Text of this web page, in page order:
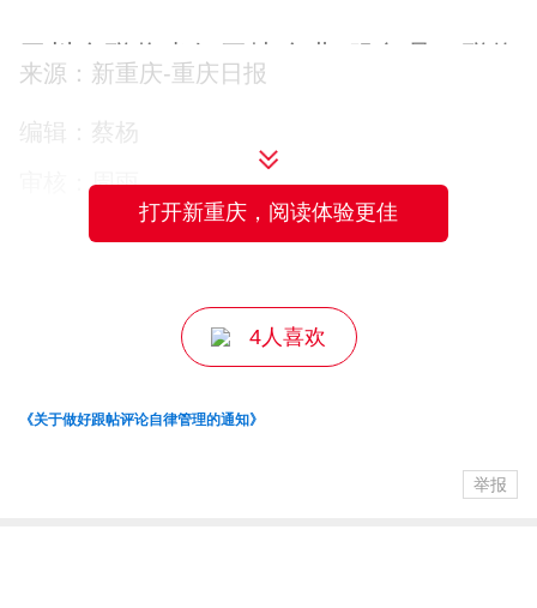
四川企联将当好三地企业“服务员、联络
地资源共享、优势互补、共同发展。
重庆市企业联合会负责人表示，当前重庆
系，重庆企联将与四川、海南企联携手，
建立健全常态化、长效化产业对接机制，
＞3”聚合效应。
来源：新重庆-重庆日报
编辑：蔡杨
审核：周雨
主编：曾立
打开新重庆，阅读体验更佳
4人喜欢
《关于做好跟帖评论自律管理的通知》
举报